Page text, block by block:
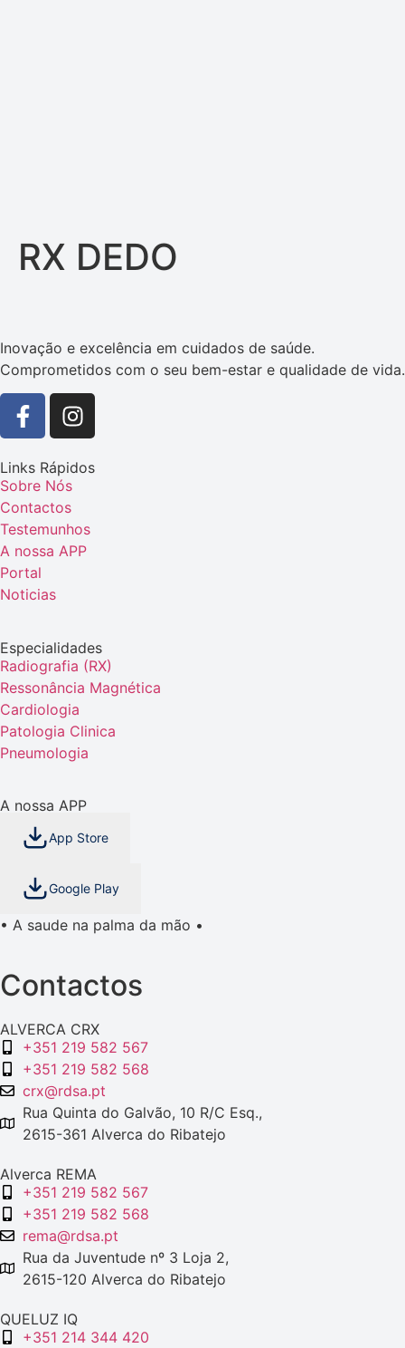
RX DEDO
Inovação e excelência em cuidados de saúde.
Comprometidos com o seu bem-estar e qualidade de vida.
Links Rápidos
Sobre Nós
Contactos
Testemunhos
A nossa APP
Portal
Noticias
Especialidades
Radiografia (RX)
Ressonância Magnética
Cardiologia
Patologia Clinica
Pneumologia
A nossa APP
App Store
Google Play
• A saude na palma da mão •
Contactos
ALVERCA CRX
+351 219 582 567
+351 219 582 568
crx@rdsa.pt
Rua Quinta do Galvão, 10 R/C Esq.,
2615-361 Alverca do Ribatejo
Alverca REMA
+351 219 582 567
+351 219 582 568
rema@rdsa.pt
Rua da Juventude nº 3 Loja 2,
2615-120 Alverca do Ribatejo
QUELUZ IQ
+351 214 344 420